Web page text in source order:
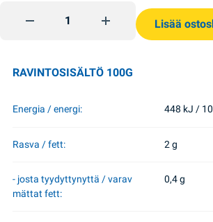
Sienimauste 80 g TsvitAroma quantity
Lisää
RAVINTOSISÄLTÖ 100G
Energia / energi: 448 kJ /
Rasva / fett: 2 g
- josta tyydyttynyttä / varav
mättat fett:
0,4 g